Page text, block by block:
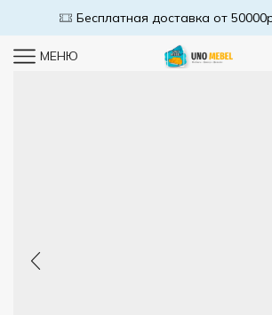
Бесплатная доставка от 50000р
МЕНЮ